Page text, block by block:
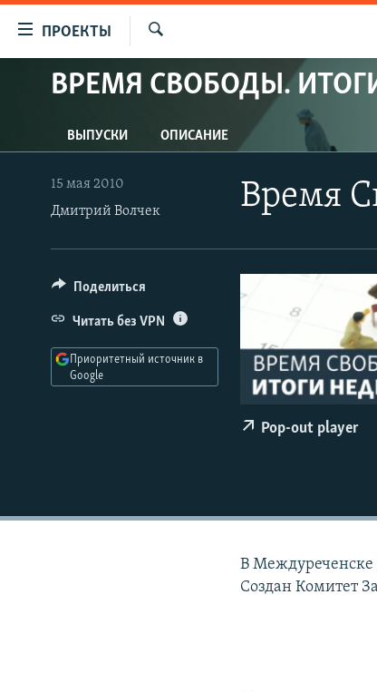
упрощенного
Вернуться
к
основному
содержанию
навигации
Вернутся
ПРОЕКТЫ
ПРОГРАММЫ
АВТОРСКИЕ ПРОЕКТЫ
ЦИТАТЫ СВОБОДЫ
МНЕНИЯ
КУЛЬТУРА
IDEL.РЕАЛИИ
КАВКАЗ.РЕАЛИИ
СЕВЕР.РЕАЛИИ
СИБИРЬ.РЕАЛИИ
ВРЕМЯ СВОБОДЫ.
ВЫПУСКИ ОПИСАНИЕ
Время
15 мая 2010
Дмитрий Волчек
Pop-out player
Поделиться
Читать без VPN
Приоритетный источник в
Google
В Междуреченске
Создан Комитет